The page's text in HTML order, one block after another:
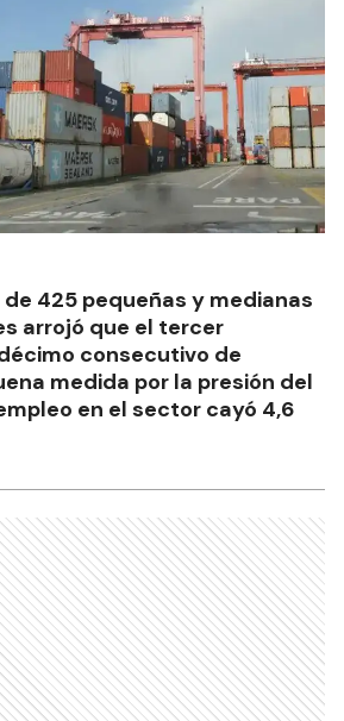
425 pequeñas y medianas
arrojó que el tercer
consecutivo de
medida por la presión del
en el sector cayó 4,6